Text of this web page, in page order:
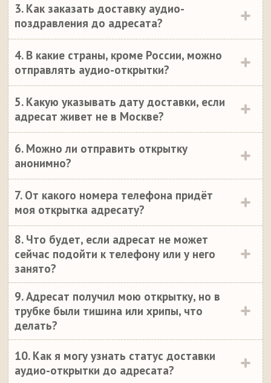
3. Как заказать доставку аудио-
поздравления до адресата?
4. В какие страны, кроме России, можно
отправлять аудио-открытки?
5. Какую указывать дату доставки, если
адресат живет не в Москве?
6. Можно ли отправить открытку
анонимно?
7. От какого номера телефона придёт
моя открытка адресату?
8. Что будет, если адресат не может
сейчас подойти к телефону или у него
занято?
9. Адресат получил мою открытку, но в
трубке были тишина или хрипы, что
делать?
10. Как я могу узнать статус доставки
аудио-открытки до адресата?